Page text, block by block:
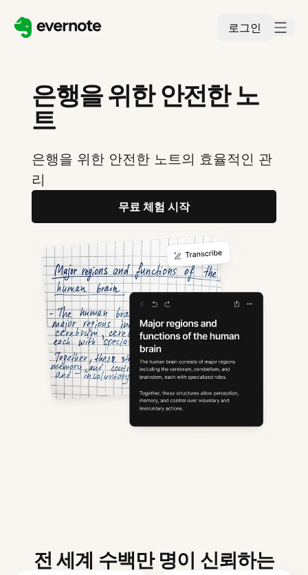
로그인
은행을 위한 안전한 노
트
은행을 위한 안전한 노트의 효율적인 관
리
무료 체험 시작
전 세계 수백만 명이 신뢰하는